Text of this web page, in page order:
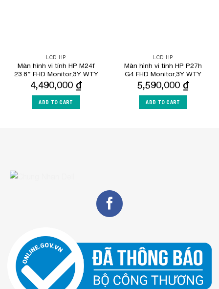
LCD HP
Màn hình vi tính HP M24f
23.8″ FHD Monitor,3Y WTY
4,490,000 ₫
ADD TO CART
LCD HP
Màn hình vi tính HP P27h
G4 FHD Monitor,3Y WTY
5,590,000 ₫
ADD TO CART